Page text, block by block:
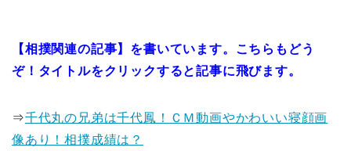
【相撲関連の記事】を書いています。 こちらもどう
ぞ！タイトルをクリックすると記事に飛びます。
⇒千代丸の兄弟は千代鳳！ＣＭ動画やかわいい寝顔画
像あり！相撲成績は？